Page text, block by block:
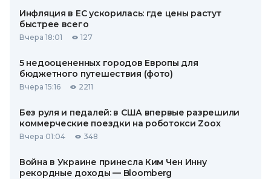
Инфляция в ЕС ускорилась: где цены растут
быстрее всего
Вчера 18:01 127
5 недооцененных городов Европы для
бюджетного путешествия (фото)
Вчера 15:16 2211
Без руля и педалей: в США впервые разрешили
коммерческие поездки на роботокси Zoox
Вчера 01:04 348
Война в Украине принесла Ким Чен Инну
рекордные доходы — Bloomberg